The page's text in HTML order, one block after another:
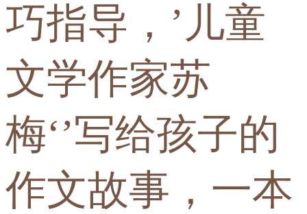
巧指导，’儿童
文学作家苏
梅‘’写给孩子的
作文故事，一本